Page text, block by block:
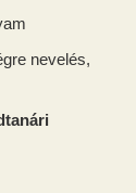
nevelés,